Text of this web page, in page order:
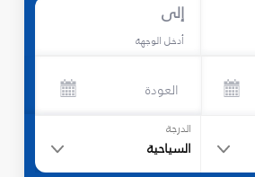
إلى
أدخل الوجهة
العودة
الدرجة
السياحية